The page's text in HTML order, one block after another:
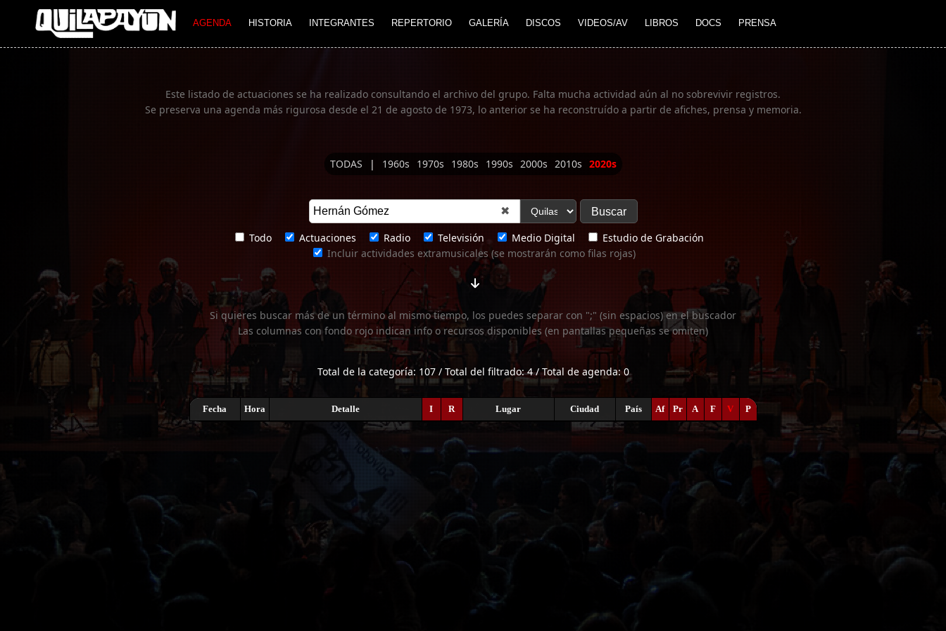
AGENDA HISTORIA INTEGRANTES REPERTORIO GALERÍA DISCOS VIDEOS/AV LIBROS DOCS PRENSA
Imagen 01
Este listado de actuaciones se ha realizado consultando el archivo del grupo. Falta mucha actividad aún al no sobrevivir registros.
Se preserva una agenda más rigurosa desde el 21 de agosto de 1973, lo anterior se ha reconstruído a partir de afiches, prensa y memoria.
TODAS | 1960s 1970s 1980s 1990s 2000s 2010s 2020s
✖
Todo Actuaciones Radio Televisión Medio Digital
Estudio de Grabación
Incluir actividades extramusicales (se mostrarán como filas rojas)
Si quieres buscar más de un término al mismo tiempo, los puedes separar con ";" (sin espacios) en el buscador
Las columnas con fondo rojo indican info o recursos disponibles (en pantallas pequeñas se omiten)
Total de la categoría: 107 / Total del filtrado: 4 / Total de agenda: 0
Fecha Hora Detalle I R Lugar Ciudad País Af Pr A F V P